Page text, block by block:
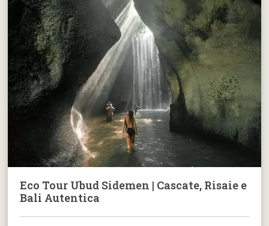
Eco Tour Ubud Sidemen | Cascate, Risaie e
Bali Autentica